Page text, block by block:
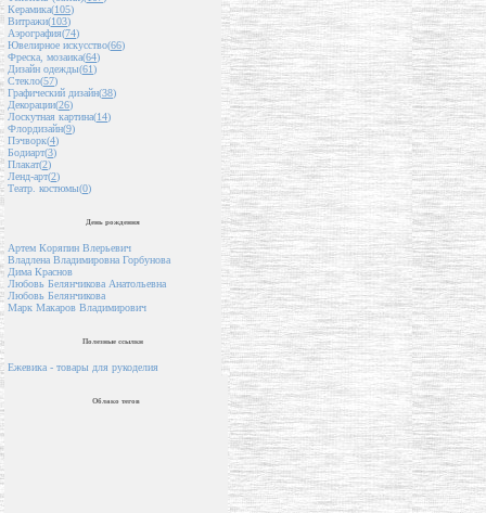
Керамика(105)
Витражи(103)
Аэрография(74)
Ювелирное искусство(66)
Фреска, мозаика(64)
Дизайн одежды(61)
Стекло(57)
Графический дизайн(38)
Декорации(26)
Лоскутная картина(14)
Флордизайн(9)
Пэчворк(4)
Бодиарт(3)
Плакат(2)
Ленд-арт(2)
Театр. костюмы(0)
День рождения
Артем Коряпин Влерьевич
Владлена Владимировна Горбунова
Дима Краснов
Любовь Белянчикова Анатольевна
Любовь Белянчикова
Марк Макаров Владимирович
Полезные ссылки
Ежевика - товары для рукоделия
Облако тегов